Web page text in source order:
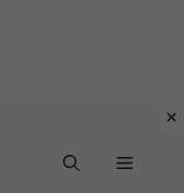
Menu